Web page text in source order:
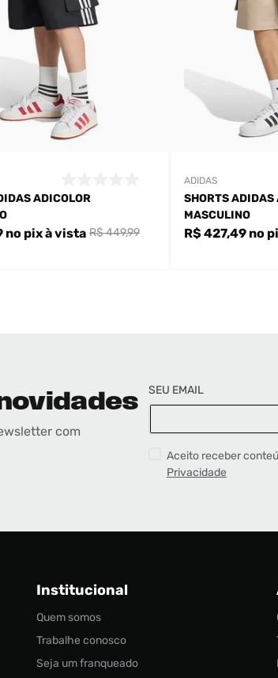
ADICOLOR
no pixà vista R$ 449,99
ADIDAS
SHORTS ADIDAS
MASCULINO
R$ 427,49 no
com
SEU EMAIL
Aceito receber
Privacidade
Institucional
Quem somos
Trabalhe conosco
Seja um franqueado